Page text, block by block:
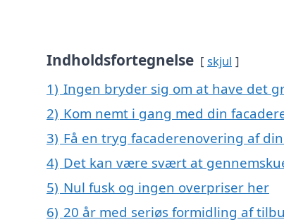
Indholdsfortegnelse skjul
1) Ingen bryder sig om at have det
2) Kom nemt i gang med din
3) Få en tryg facaderenovering af
4) Det kan være svært at
5) Nul fusk og ingen overpriser her
6) 20 år med seriøs formidling af